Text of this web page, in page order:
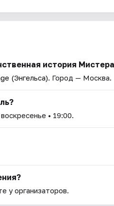
история
(Энгельса). Город — Москва.
воскресенье • 19:00.
у организаторов.